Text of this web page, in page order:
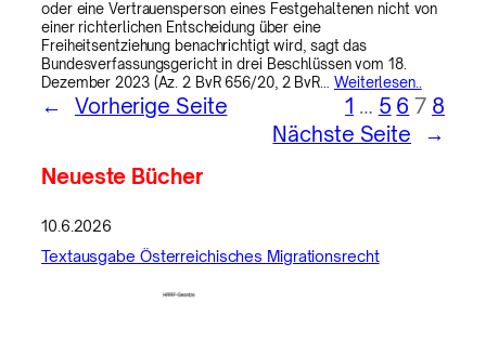
oder eine Vertrauensperson eines Festgehaltenen nicht von
einer richterlichen Entscheidung über eine
Freiheitsentziehung benachrichtigt wird, sagt das
Bundesverfassungsgericht in drei Beschlüssen vom 18.
Dezember 2023 (Az. 2 BvR 656/20, 2 BvR… Weiterlesen..
← Vorherige Seite 1 … 5 6 7 8
Nächste Seite
→
Neueste Bücher
10.6.2026
Textausgabe Österreichisches Migrationsrecht